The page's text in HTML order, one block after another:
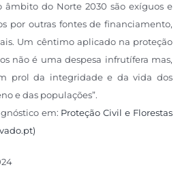
âmbito do Norte 2030 são exíguos e
por outras fontes de financiamento,
Um cêntimo aplicado na proteção
não é uma despesa infrutífera mas,
prol da integridade e da vida dos
e das populações”.
em: Proteção Civil e Florestas